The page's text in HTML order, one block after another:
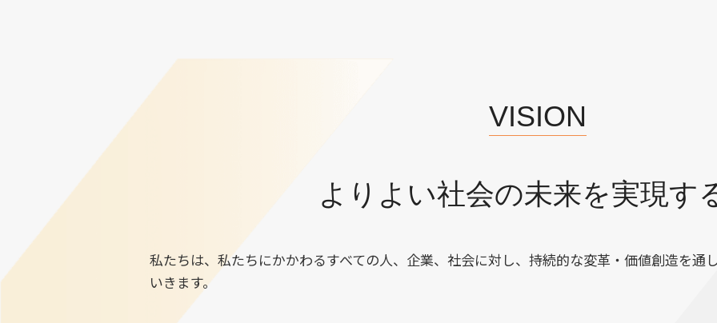
VISION
よりよい社会の未来を実現す
私たちは、私たちにかかわるすべての人、企業、社会に対し、持続的な変革・価値創造を通
いきます。